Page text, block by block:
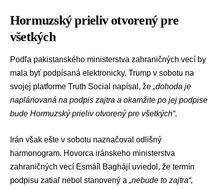
Hormuzský prieliv otvorený pre
všetkých
Podľa pakistanského ministerstva zahraničných vecí by
mala byť podpísaná elektronicky. Trump v sobotu na
svojej platforme Truth Social napísal, že „dohoda je
naplánovaná na podpis zajtra a okamžite po jej podpise
bude Hormuzský prieliv otvorený pre všetkých“.
Irán však ešte v sobotu naznačoval odlišný
harmonogram. Hovorca iránskeho ministerstva
zahraničných vecí Esmáíl Baghájí uviedol, že termín
podpisu zatiaľ nebol stanovený a „nebude to zajtra“,